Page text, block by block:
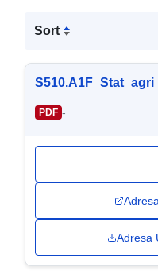
Sort
PDF -
Adresa